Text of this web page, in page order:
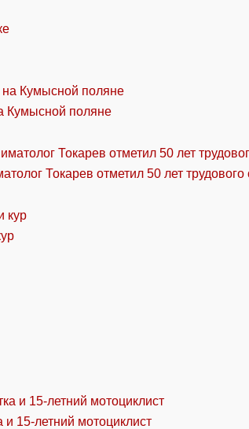
Кумысной поляне
Токарев отметил 50 лет трудового
и 15-летний мотоциклист